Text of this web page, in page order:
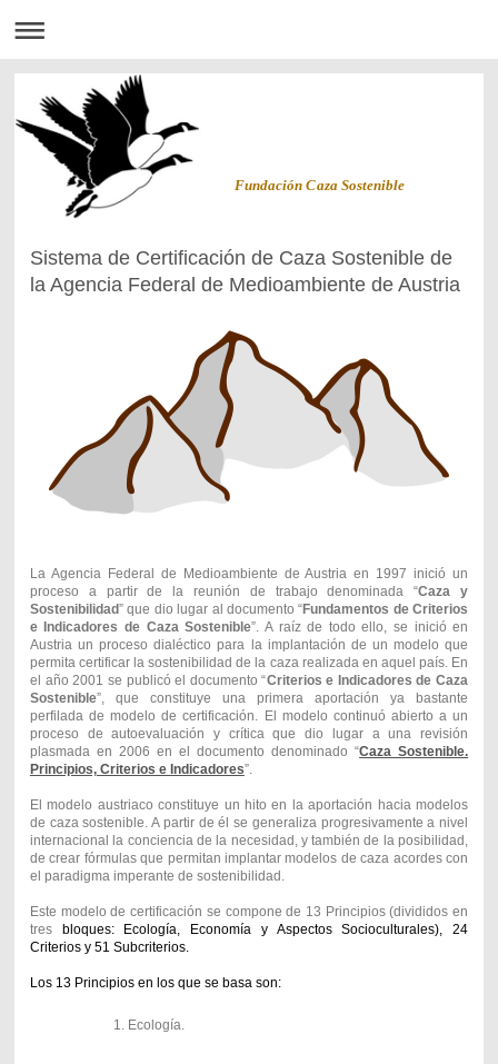
Fundación Caza Sostenible
Sistema de Certificación de Caza Sostenible de
la Agencia Federal de Medioambiente de Austria
La Agencia Federal de Medioambiente de Austria en 1997 inició un
proceso a partir de la reunión de trabajo denominada “Caza y
Sostenibilidad” que dio lugar al documento “Fundamentos de Criterios
e Indicadores de Caza Sostenible”. A raíz de todo ello, se inició en
Austria un proceso dialéctico para la implantación de un modelo que
permita certificar la sostenibilidad de la caza realizada en aquel país. En
el año 2001 se publicó el documento “Criterios e Indicadores de Caza
Sostenible”, que constituye una primera aportación ya bastante
perfilada de modelo de certificación. El modelo continuó abierto a un
proceso de autoevaluación y crítica que dio lugar a una revisión
plasmada en 2006 en el documento denominado “Caza Sostenible.
Principios, Criterios e Indicadores”.
El modelo austriaco constituye un hito en la aportación hacia modelos
de caza sostenible. A partir de él se generaliza progresivamente a nivel
internacional la conciencia de la necesidad, y también de la posibilidad,
de crear fórmulas que permitan implantar modelos de caza acordes con
el paradigma imperante de sostenibilidad.
Este modelo de certificación se compone de 13 Principios (divididos en
tres bloques: Ecología, Economía y Aspectos Socioculturales), 24
Criterios y 51 Subcriterios.
Los 13 Principios en los que se basa son:
Ecología.